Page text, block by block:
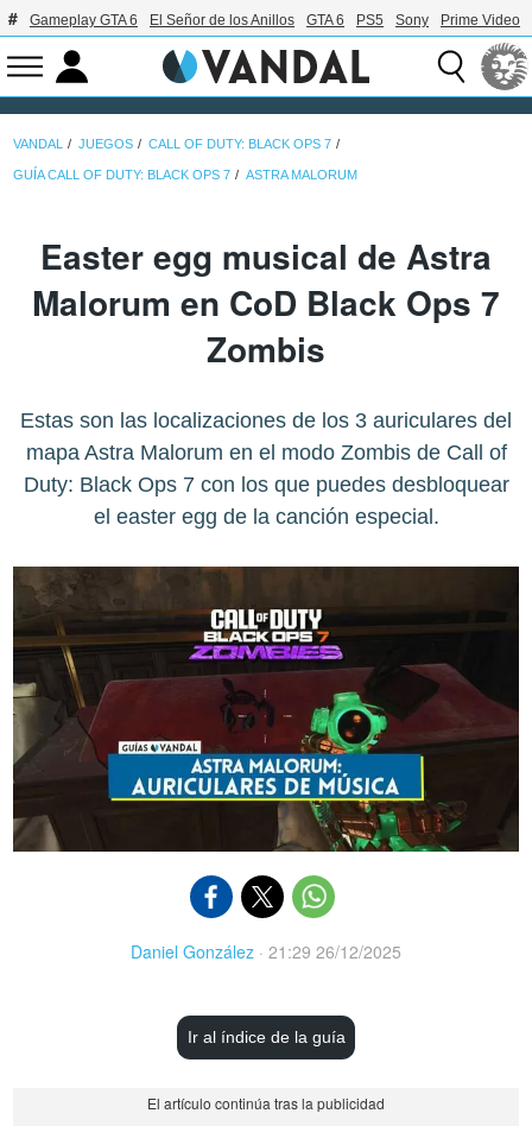
Gameplay GTA 6 El Señor de los Anillos GTA 6 PS5 Sony Prime Video
VANDAL JUEGOS CALL OF DUTY: BLACK OPS 7
GUÍA CALL OF DUTY: BLACK OPS 7 ASTRA MALORUM
Easter egg musical de Astra
Malorum en CoD Black Ops 7
Zombis
Estas son las localizaciones de los 3 auriculares del
mapa Astra Malorum en el modo Zombis de Call of
Duty: Black Ops 7 con los que puedes desbloquear
el easter egg de la canción especial.
Daniel González · 21:29 26/12/2025
Ir al índice de la guía